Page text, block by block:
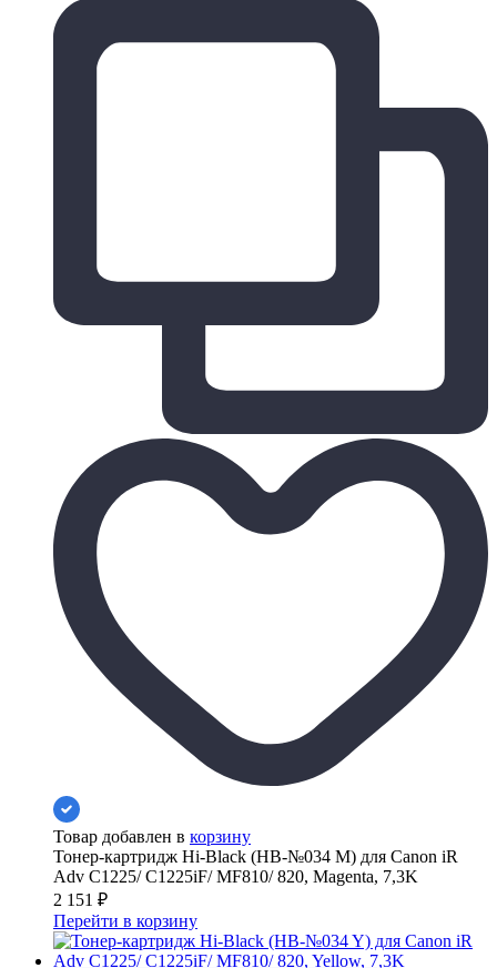
Товар добавлен в корзину
Тонер-картридж Hi-Black (HB-№034 M) для Canon iR
Adv C1225/ C1225iF/ MF810/ 820, Magenta, 7,3K
2 151 ₽
Перейти в корзину